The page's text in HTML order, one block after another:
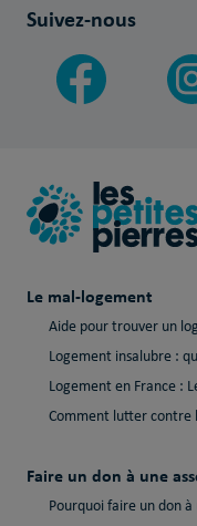
Suivez-nous
Le mal-logement
Aide pour trouver un
Logement insalubre :
Logement en France :
Comment lutter contre
Faire un don à une
Pourquoi faire un don à